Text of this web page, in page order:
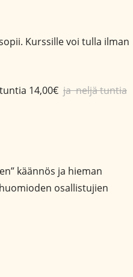
Kurssille voi tulla ilman
14,00€ ja neljä tuntia
käännös ja hieman
osallistujien